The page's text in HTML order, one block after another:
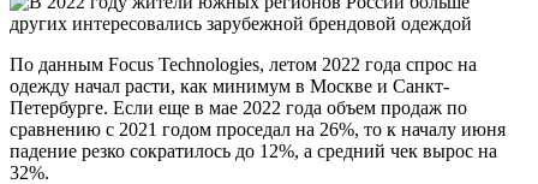
По данным Focus Technologies, летом 2022 года спрос на
одежду начал расти, как минимум в Москве и Санкт-
Петербурге. Если еще в мае 2022 года объем продаж по
сравнению с 2021 годом проседал на 26%, то к началу июня
падение резко сократилось до 12%, а средний чек вырос на
32%.